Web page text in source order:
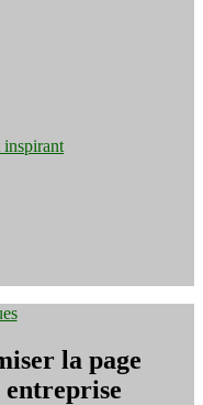
inspirant
la page
entreprise